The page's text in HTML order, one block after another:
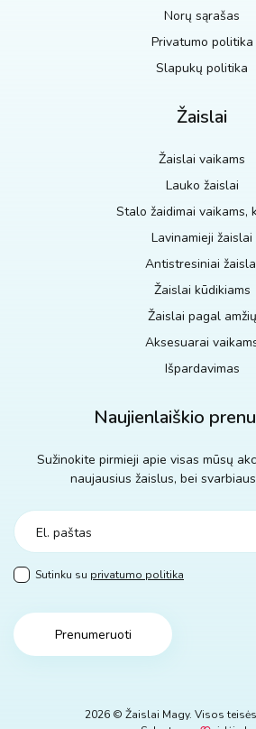
Norų sąrašas
Privatumo politika
Slapukų politika
Žaislai
Žaislai vaikams
Lauko žaislai
Stalo žaidimai vaikams,
Lavinamieji žaislai
Antistresiniai
Žaislai kūdikiams
Žaislai pagal amžių
Aksesuarai
Išpardavimas
Naujienlaiškio
Sužinokite pirmieji apie visas mūsų
naujausius žaislus, bei
Sutinku su privatumo politika
Prenumeruoti
2026 © Žaislai Magy. Visos